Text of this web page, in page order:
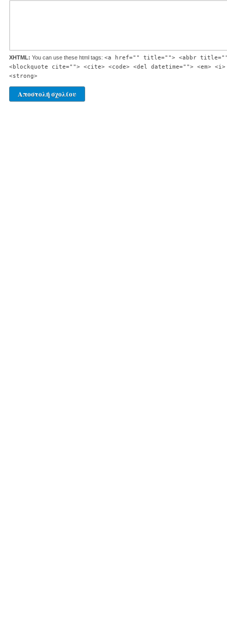
XHTML: You can use these html tags: <a href="" title=""> <abbr
<blockquote cite=""> <cite> <code> <del datetime=""> <em>
<strong>